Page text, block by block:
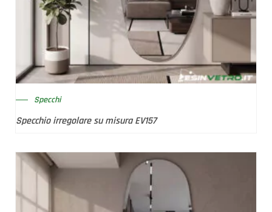
Specchi
Specchio irregolare su misura EV157